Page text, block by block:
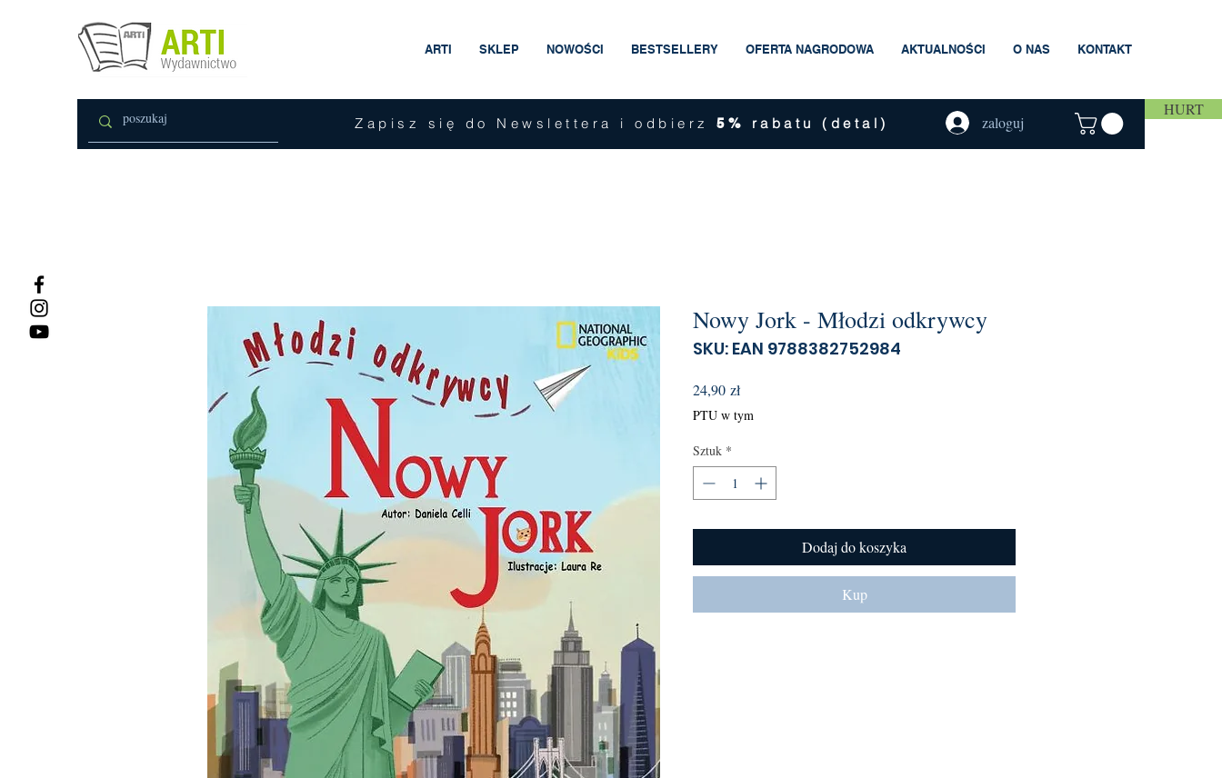
HURT
ARTI SKLEP NOWOŚCI BESTSELLERY OFERTA NAGRODOWA AKTUALNOŚCI O NAS KONTAKT
zaloguj
Zapisz się do Newslettera i odbierz5% rabatu (detal)
Nowy Jork - Młodzi odkrywcy
SKU: EAN 9788382752984
24,90 złCena
PTU w tym
Sztuk *
Dodaj do koszyka
Kup